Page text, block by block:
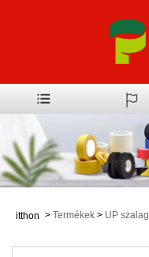
itthon > Termékek > UP szalag